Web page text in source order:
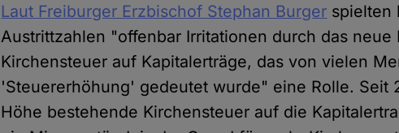
Laut Freiburger Erzbischof Stephan Burger spielten
Austrittzahlen "offenbar Irritationen durch das neue
Kirchensteuer auf Kapitalerträge, das von vielen
'Steuererhöhung' gedeutet wurde" eine Rolle. Seit
Höhe bestehende Kirchensteuer auf die